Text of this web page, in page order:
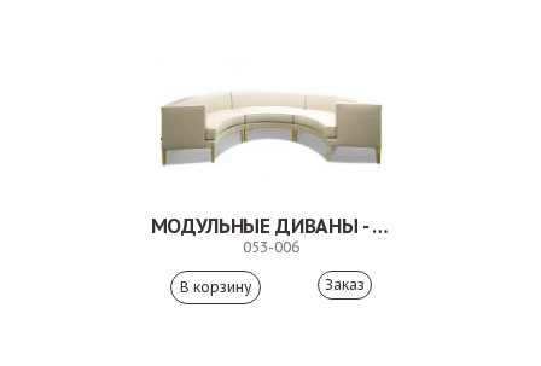
МОДУЛЬНЫЕ ДИВАНЫ - КАБИНКА. 053-006
053-006
Заказ